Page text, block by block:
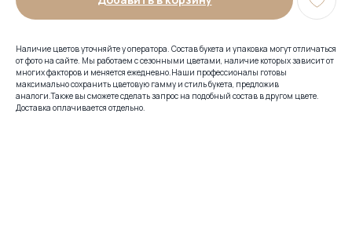
Наличие цветов уточняйте у оператора. Состав букета и упаковка могут отличаться
от фото на сайте. Мы работаем с сезонными цветами, наличие которых зависит от
многих факторов и меняется ежедневно.Наши профессионалы готовы
максимально сохранить цветовую гамму и стиль букета, предложив
аналоги.Также вы сможете сделать запрос на подобный состав в другом цвете.
Доставка оплачивается отдельно.